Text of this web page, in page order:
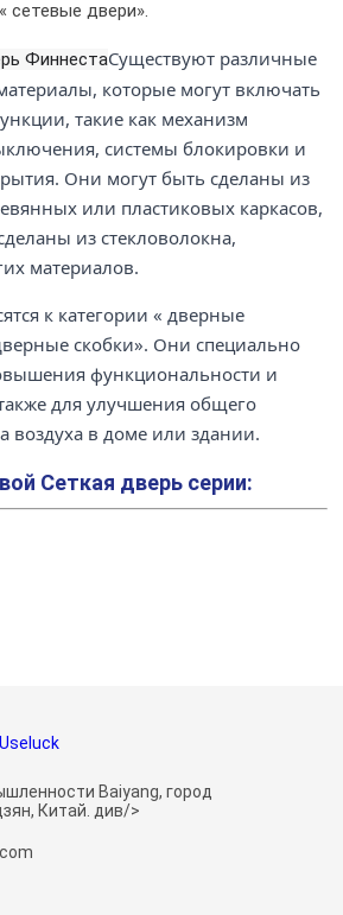
сетевые двери».
ФиннестаСуществуют различные
которые могут включать
такие как механизм
системы блокировки и
Они могут быть сделаны из
или пластиковых каркасов,
из стекловолокна,
материалов.
к категории « дверные
скобки». Они специально
функциональности и
для улучшения общего
воздуха в доме или здании.
Сеткая дверь серии:
Baiyang, город
Китай. див/>